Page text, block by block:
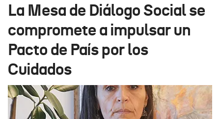
Ikusmiran
Eguraldia
La Mesa de Diálogo Social se
compromete a impulsar un
Pacto de País por los
Cuidados